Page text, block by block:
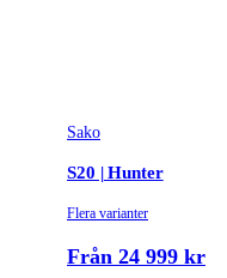
Sako
S20 | Hunter
Flera varianter
Från 24 999 kr